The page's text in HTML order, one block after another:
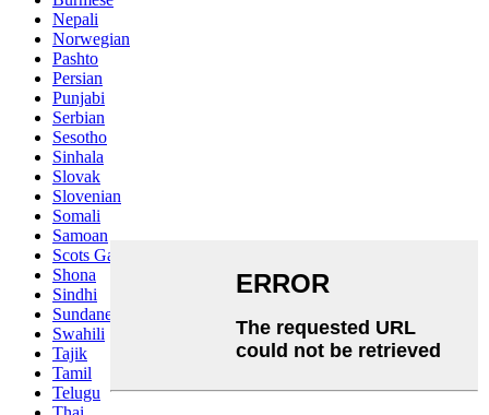
Nepali
Norwegian
Pashto
Persian
Punjabi
Serbian
Sesotho
Sinhala
Slovak
Slovenian
Somali
Samoan
Scots Gaelic
Shona
Sindhi
Sundanese
Swahili
Tajik
Tamil
Telugu